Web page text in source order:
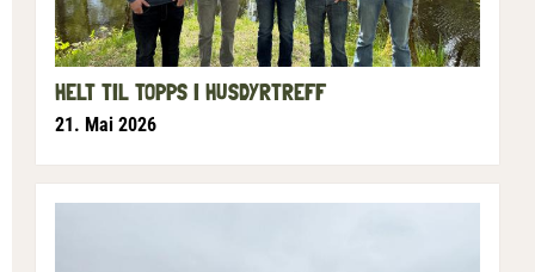
HELT TIL TOPPS I HUSDYRTREFF
21. Mai 2026